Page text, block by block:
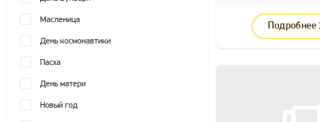
Масленица
День космонавтики
Пасха
День матери
Новый год
Подробнее